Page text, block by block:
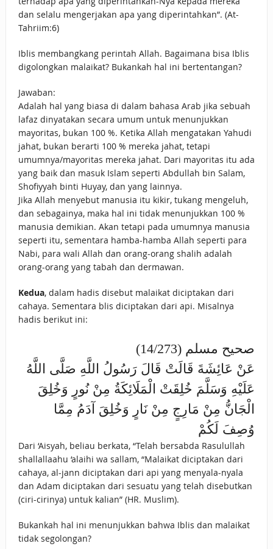
dan selalu mengerjakan apa yang diperintahkan”. (At-
Tahriim:6)
Iblis membangkang perintah Allah. Bagaimana bisa Iblis
digolongkan malaikat? Bukankah hal ini bertentangan?
Jawaban:
Adalah hal yang biasa di dalam bahasa Arab jika sebuah
lafaz dinyatakan secara umum untuk menunjukkan
mayoritas, bukan 100 %. Ketika Allah mengatakan Yahudi
jahat, bukan berarti 100 % mereka jahat, tetapi
umumnya/mayoritas mereka jahat. Dari mayoritas itu ada
yang baik dan masuk Islam seperti Abdullah bin Salam,
Shofiyyah binti Huyay, dan yang lainnya.
Jika Allah menyebut manusia itu kikir, tukang mengeluh,
dan sebagainya, maka hal ini tidak menunjukkan 100 %
manusia demikian. Akan tetapi pada umumnya manusia
seperti itu, sementara hamba-hamba Allah seperti para
Nabi, para wali Allah dan orang-orang shalih adalah
orang-orang yang tabah dan dermawan.
Kedua, dalam hadis disebut malaikat diciptakan dari
cahaya. Sementara blis diciptakan dari api. Misalnya
hadis berikut ini:
صحيح مسلم (14/273)
عَنْ عَائِشَةَ قَالَتْ قَالَ رَسُولُ اللَّهِ صَلَّى اللَّهُ
عَلَيْهِ وَسَلَّمَ خُلِقَتْ الْمَلَائِكَةُ مِنْ نُورٍ وَخُلِقَ
الْجَانُّ مِنْ مَارِجٍ مِنْ نَارٍ وَخُلِقَ آدَمُ مِمَّا
وُصِفَ لَكُمْ
Dari ‘Aisyah, beliau berkata, “Telah bersabda Rasulullah
shallallaahu ‘alaihi wa sallam, “Malaikat diciptakan dari
cahaya, al-jann diciptakan dari api yang menyala-nyala
dan Adam diciptakan dari sesuatu yang telah disebutkan
(ciri-cirinya) untuk kalian” (HR. Muslim).
Bukankah hal ini menunjukkan bahwa Iblis dan malaikat
tidak segolongan?